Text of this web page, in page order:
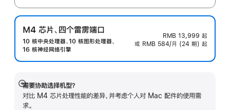
M4 芯片、四个雷雳端口
10 核中央处理器、10 核图形处理器、
16 核神经网络引擎
RMB 13,999 起
或 RMB 584/月 (24 期) 起
需要协助选择机型？
对比 M4 芯片处理性能的差异，并考虑个人对 Mac 配件的使用需
求。
展
开